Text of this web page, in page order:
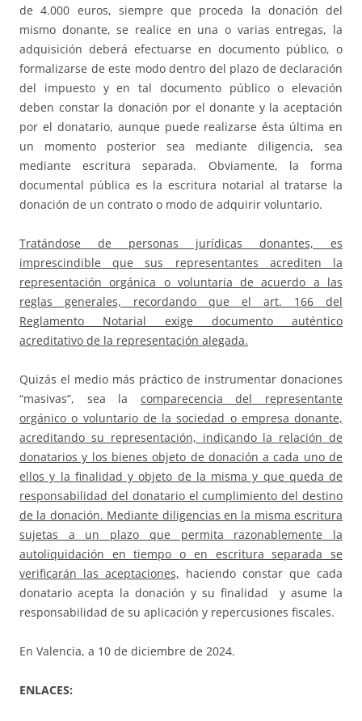
de 4.000 euros, siempre que proceda la donación del
mismo donante, se realice en una o varias entregas, la
adquisición deberá efectuarse en documento público, o
formalizarse de este modo dentro del plazo de declaración
del impuesto y en tal documento público o elevación
deben constar la donación por el donante y la aceptación
por el donatario, aunque puede realizarse ésta última en
un momento posterior sea mediante diligencia, sea
mediante escritura separada. Obviamente, la forma
documental pública es la escritura notarial al tratarse la
donación de un contrato o modo de adquirir voluntario.
Tratándose de personas jurídicas donantes, es
imprescindible que sus representantes acrediten la
representación orgánica o voluntaria de acuerdo a las
reglas generales, recordando que el art. 166 del
Reglamento Notarial exige documento auténtico
acreditativo de la representación alegada.
Quizás el medio más práctico de instrumentar donaciones
“masivas”, sea la comparecencia del representante
orgánico o voluntario de la sociedad o empresa donante,
acreditando su representación, indicando la relación de
donatarios y los bienes objeto de donación a cada uno de
ellos y la finalidad y objeto de la misma y que queda de
responsabilidad del donatario el cumplimiento del destino
de la donación. Mediante diligencias en la misma escritura
sujetas a un plazo que permita razonablemente la
autoliquidación en tiempo o en escritura separada se
verificarán las aceptaciones, haciendo constar que cada
donatario acepta la donación y su finalidad y asume la
responsabilidad de su aplicación y repercusiones fiscales.
En Valencia, a 10 de diciembre de 2024.
ENLACES: